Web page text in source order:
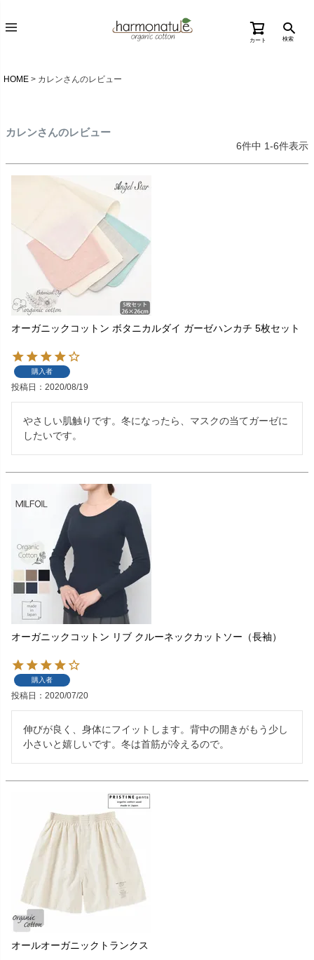
カート 検索
HOME カレンさんのレビュー
カレンさんのレビュー
6件中 1-6件表示
オーガニックコットン ボタニカルダイ ガーゼハンカチ 5枚セット
購入者
投稿日 2020/08/19
やさしい肌触りです。冬になったら、マスクの当てガーゼに
したいです。
オーガニックコットン リブ クルーネックカットソー（長袖）
購入者
投稿日 2020/07/20
伸びが良く、身体にフイットします。背中の開きがもう少し
小さいと嬉しいです。冬は首筋が冷えるので。
オールオーガニックトランクス